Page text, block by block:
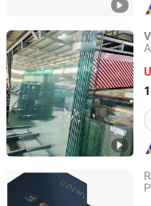
Shanghai Wuyong
Shanghai, China
Jiangyin Tairong